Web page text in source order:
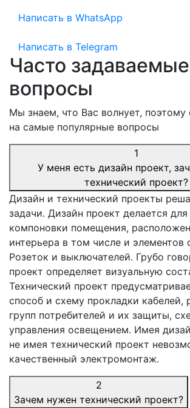
Написать в WhatsApp
Написать в Telegram
Часто задаваемые
вопросы
Мы знаем, что Вас волнует, поэтому
на самые популярные вопросы
1
У меня есть дизайн проект,
технический проект?
Дизайн и технический проекты
задачи. Дизайн проект делается
компоновки помещения,
интерьера в том числе и элементов
Розеток и выключателей. Грубо
проект определяет визуальную
Технический проект
способ и схему прокладки кабелей,
групп потребителей и их защиты,
управления освещением. Имея
не имея технический проект
качественный электромонтаж.
2
Зачем нужен технический проект?